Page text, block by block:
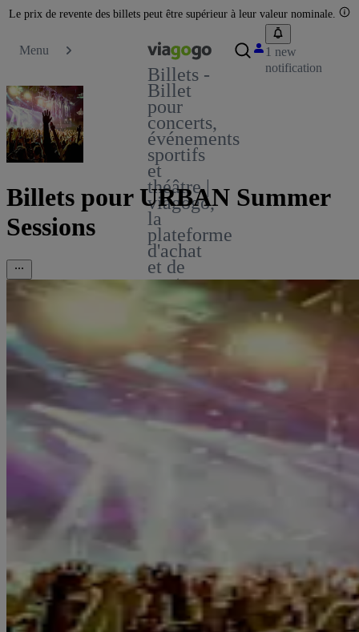
Le prix de revente des billets peut être supérieur à leur valeur nominale.
Menu
Billets -
Billet
pour
concerts,
événements
sportifs
et
théâtre |
viagogo,
la
plateforme
d'achat
et de
vente
de
billets
1 new
notification
Billets pour URBAN Summer
Sessions